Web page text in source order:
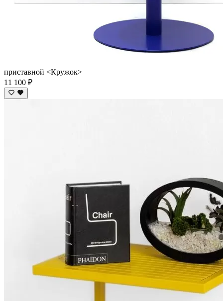
приставной <Кружок>
11 100 ₽